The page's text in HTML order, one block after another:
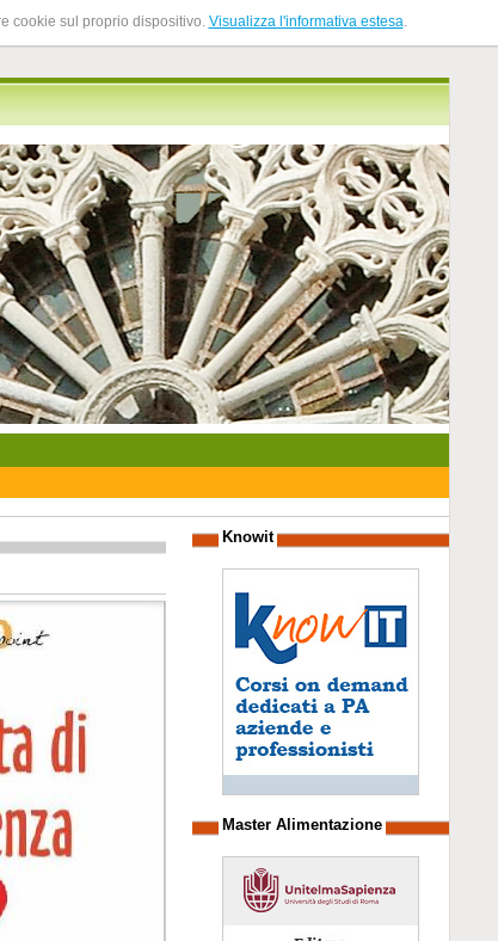
cookie sul proprio dispositivo. Visualizza l'informativa estesa.
Knowit
Master Alimentazione